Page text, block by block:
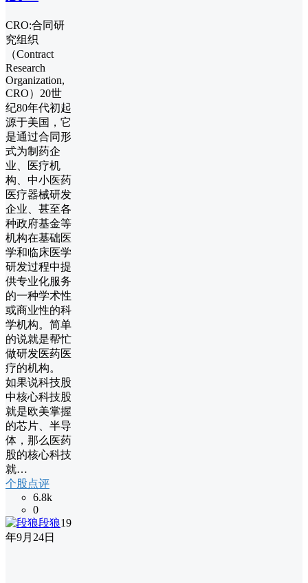
CRO:合同研
究组织
（Contract
Research
Organization,
CRO）20世
纪80年代初起
源于美国，它
是通过合同形
式为制药企
业、医疗机
构、中小医药
医疗器械研发
企业、甚至各
种政府基金等
机构在基础医
学和临床医学
研发过程中提
供专业化服务
的一种学术性
或商业性的科
学机构。简单
的说就是帮忙
做研发医药医
疗的机构。
如果说科技股
中核心科技股
就是欧美掌握
的芯片、半导
体，那么医药
股的核心科技
就…
个股点评
6.8k
0
段狼19
年9月24日